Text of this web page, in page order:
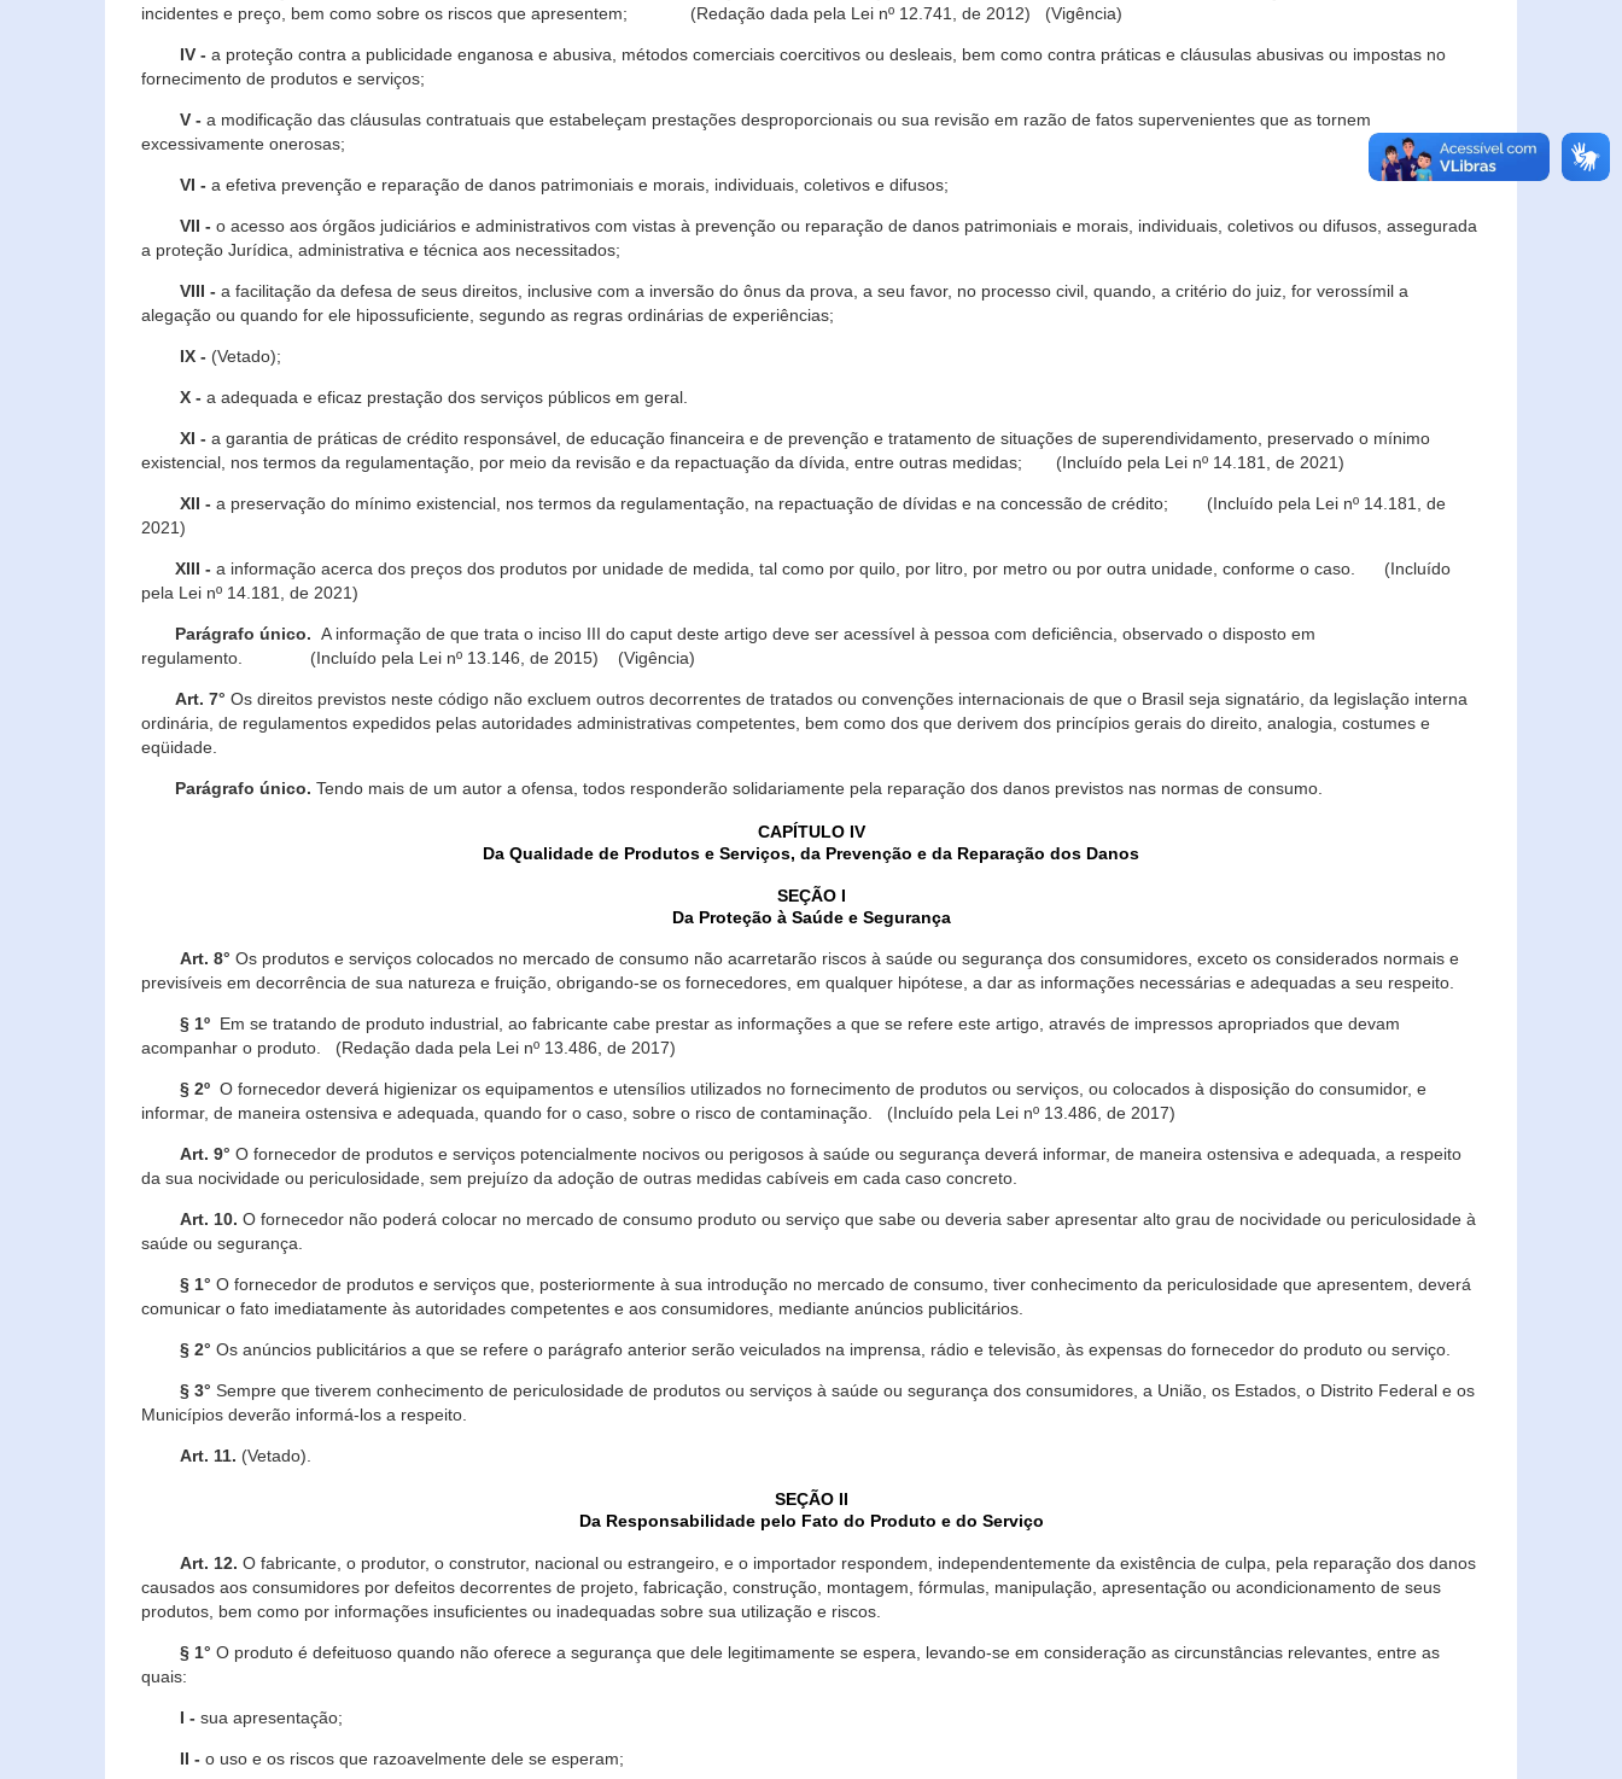
incidentes e preço, bem como sobre os riscos que apresentem; (Redação dada pela Lei nº 12.741, de 2012) (Vigência)
IV - a proteção contra a publicidade enganosa e abusiva, métodos comerciais coercitivos ou desleais, bem como contra práticas e cláusulas abusivas ou impostas no
fornecimento de produtos e serviços;
V - a modificação das cláusulas contratuais que estabeleçam prestações desproporcionais ou sua revisão em razão de fatos supervenientes que as tornem
excessivamente onerosas;
VI - a efetiva prevenção e reparação de danos patrimoniais e morais, individuais, coletivos e difusos;
VII - o acesso aos órgãos judiciários e administrativos com vistas à prevenção ou reparação de danos patrimoniais e morais, individuais, coletivos ou difusos, assegurada
a proteção Jurídica, administrativa e técnica aos necessitados;
VIII - a facilitação da defesa de seus direitos, inclusive com a inversão do ônus da prova, a seu favor, no processo civil, quando, a critério do juiz, for verossímil a
alegação ou quando for ele hipossuficiente, segundo as regras ordinárias de experiências;
IX - (Vetado);
X - a adequada e eficaz prestação dos serviços públicos em geral.
XI - a garantia de práticas de crédito responsável, de educação financeira e de prevenção e tratamento de situações de superendividamento, preservado o mínimo
existencial, nos termos da regulamentação, por meio da revisão e da repactuação da dívida, entre outras medidas; (Incluído pela Lei nº 14.181, de 2021)
XII - a preservação do mínimo existencial, nos termos da regulamentação, na repactuação de dívidas e na concessão de crédito; (Incluído pela Lei nº 14.181, de
2021)
XIII - a informação acerca dos preços dos produtos por unidade de medida, tal como por quilo, por litro, por metro ou por outra unidade, conforme o caso. (Incluído
pela Lei nº 14.181, de 2021)
Parágrafo único. A informação de que trata o inciso III do caput deste artigo deve ser acessível à pessoa com deficiência, observado o disposto em
regulamento. (Incluído pela Lei nº 13.146, de 2015) (Vigência)
Art. 7° Os direitos previstos neste código não excluem outros decorrentes de tratados ou convenções internacionais de que o Brasil seja signatário, da legislação interna
ordinária, de regulamentos expedidos pelas autoridades administrativas competentes, bem como dos que derivem dos princípios gerais do direito, analogia, costumes e
eqüidade.
Parágrafo único. Tendo mais de um autor a ofensa, todos responderão solidariamente pela reparação dos danos previstos nas normas de consumo.
CAPÍTULO IV
Da Qualidade de Produtos e Serviços, da Prevenção e da Reparação dos Danos
SEÇÃO I
Da Proteção à Saúde e Segurança
Art. 8° Os produtos e serviços colocados no mercado de consumo não acarretarão riscos à saúde ou segurança dos consumidores, exceto os considerados normais e
previsíveis em decorrência de sua natureza e fruição, obrigando-se os fornecedores, em qualquer hipótese, a dar as informações necessárias e adequadas a seu respeito.
§ 1º Em se tratando de produto industrial, ao fabricante cabe prestar as informações a que se refere este artigo, através de impressos apropriados que devam
acompanhar o produto. (Redação dada pela Lei nº 13.486, de 2017)
§ 2º O fornecedor deverá higienizar os equipamentos e utensílios utilizados no fornecimento de produtos ou serviços, ou colocados à disposição do consumidor, e
informar, de maneira ostensiva e adequada, quando for o caso, sobre o risco de contaminação. (Incluído pela Lei nº 13.486, de 2017)
Art. 9° O fornecedor de produtos e serviços potencialmente nocivos ou perigosos à saúde ou segurança deverá informar, de maneira ostensiva e adequada, a respeito
da sua nocividade ou periculosidade, sem prejuízo da adoção de outras medidas cabíveis em cada caso concreto.
Art. 10. O fornecedor não poderá colocar no mercado de consumo produto ou serviço que sabe ou deveria saber apresentar alto grau de nocividade ou periculosidade à
saúde ou segurança.
§ 1° O fornecedor de produtos e serviços que, posteriormente à sua introdução no mercado de consumo, tiver conhecimento da periculosidade que apresentem, deverá
comunicar o fato imediatamente às autoridades competentes e aos consumidores, mediante anúncios publicitários.
§ 2° Os anúncios publicitários a que se refere o parágrafo anterior serão veiculados na imprensa, rádio e televisão, às expensas do fornecedor do produto ou serviço.
§ 3° Sempre que tiverem conhecimento de periculosidade de produtos ou serviços à saúde ou segurança dos consumidores, a União, os Estados, o Distrito Federal e os
Municípios deverão informá-los a respeito.
Art. 11. (Vetado).
SEÇÃO II
Da Responsabilidade pelo Fato do Produto e do Serviço
Art. 12. O fabricante, o produtor, o construtor, nacional ou estrangeiro, e o importador respondem, independentemente da existência de culpa, pela reparação dos danos
causados aos consumidores por defeitos decorrentes de projeto, fabricação, construção, montagem, fórmulas, manipulação, apresentação ou acondicionamento de seus
produtos, bem como por informações insuficientes ou inadequadas sobre sua utilização e riscos.
§ 1° O produto é defeituoso quando não oferece a segurança que dele legitimamente se espera, levando-se em consideração as circunstâncias relevantes, entre as
quais:
I - sua apresentação;
II - o uso e os riscos que razoavelmente dele se esperam;